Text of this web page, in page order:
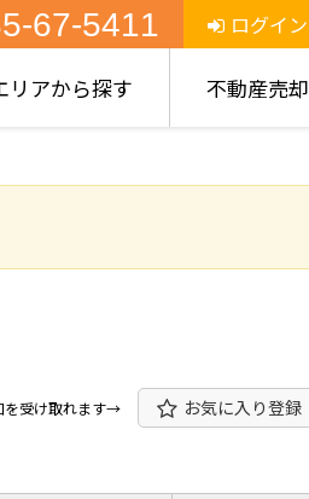
67-5411 ログイン
リアから探す 不動産売却
を受け取れます→ お気に入り登録